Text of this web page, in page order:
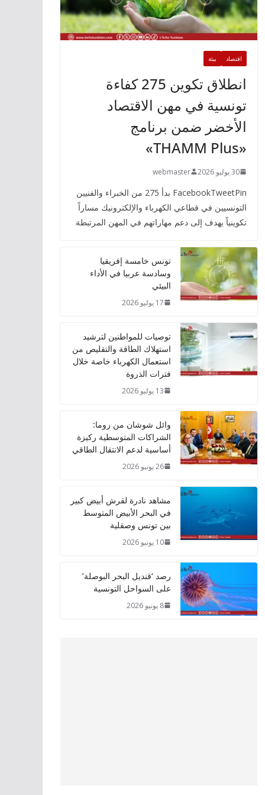
اقتصاد بيئة
انطلاق تكوين 275 كفاءة
تونسية في مهن الاقتصاد
الأخضر ضمن برنامج
«THAMM Plus»
30 يوليو 2026 webmaster
FacebookTweetPin بدأ 275 من الخبراء والفنيين
التونسيين في قطاعي الكهرباء والإلكترونيك مساراً
تكوينياً يهدف إلى دعم مهاراتهم في المهن المرتبطة
تونس خامسة إفريقيا
وسادسة عربيا في الأداء
البيئي
17 يوليو 2026
توصيات للمواطنين لترشيد
استهلاك الطاقة والتقليص من
استعمال الكهرباء خاصة خلال
فترات الذروة
13 يوليو 2026
وائل شوشان من روما:
الشراكات المتوسطية ركيزة
أساسية لدعم الانتقال الطاقي
26 يونيو 2026
مشاهد نادرة لقرش أبيض كبير
في البحر الأبيض المتوسط
بين تونس وصقلية
10 يونيو 2026
رصد ‘قنديل البحر البوصلة’
على السواحل التونسية
8 يونيو 2026